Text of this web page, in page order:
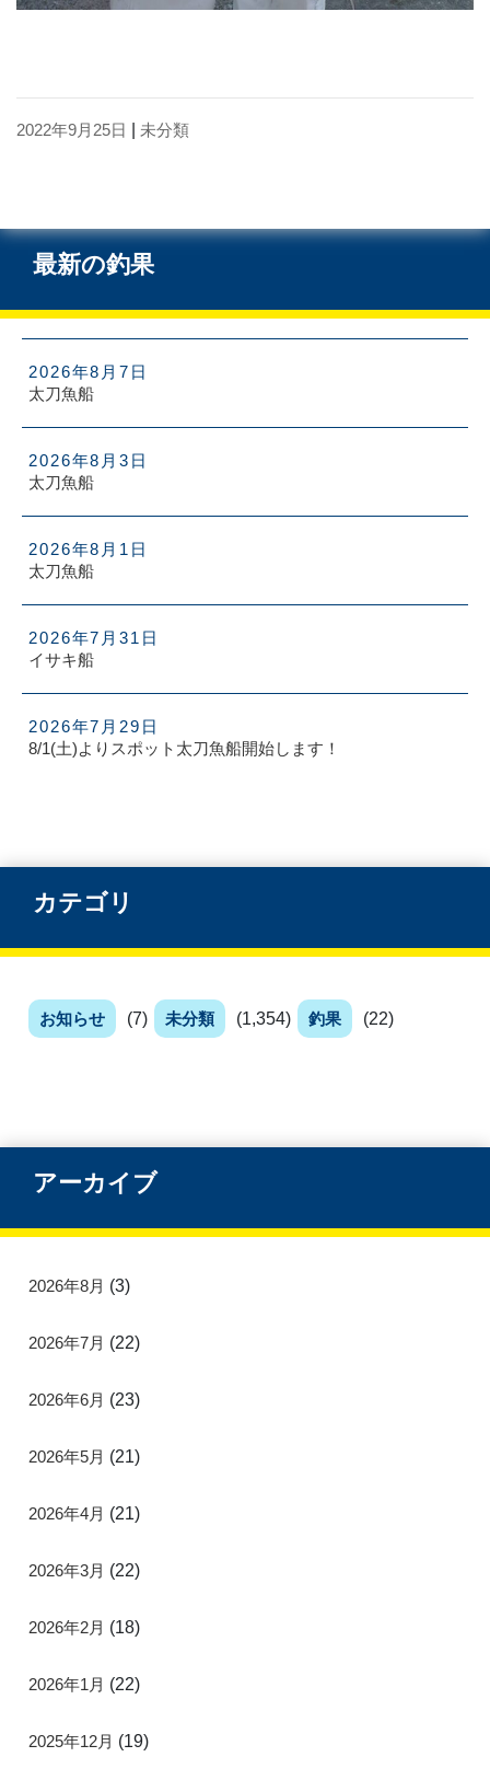
最新の釣果
太刀魚船
2026年8月7日
太刀魚船
2026年8月3日
太刀魚船
2026年8月1日
イサキ船
2026年7月31日
8/1(土)よりスポット太刀魚船開始します！
2026年7月29日
カテゴリ
お知らせ (7) 未分類 (1,354) 釣果 (22)
アーカイブ
2026年8月 (3)
2026年7月 (22)
2026年6月 (23)
2026年5月 (21)
2026年4月 (21)
2026年3月 (22)
2026年2月 (18)
2026年1月 (22)
2025年12月 (19)
2022年9月25日 未分類